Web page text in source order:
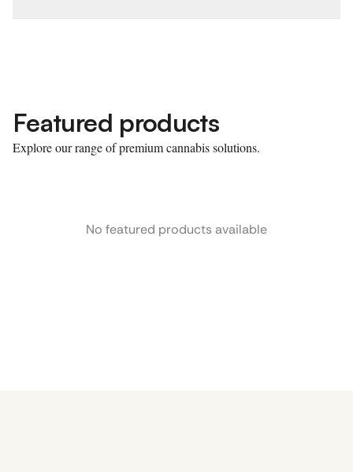
Featured products
Explore our range of premium cannabis solutions.
No featured products available